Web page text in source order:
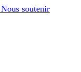
Nous soutenir